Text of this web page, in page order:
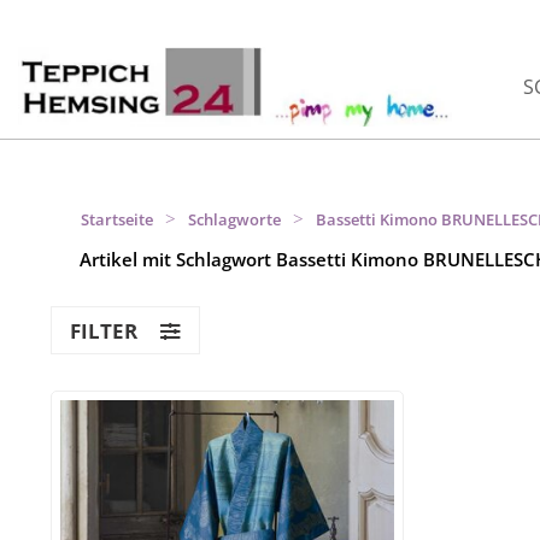
Startseite > Schlagworte > Bassetti Kimono
Artikel mit Schlagwort Bassetti Kimono
FILTER